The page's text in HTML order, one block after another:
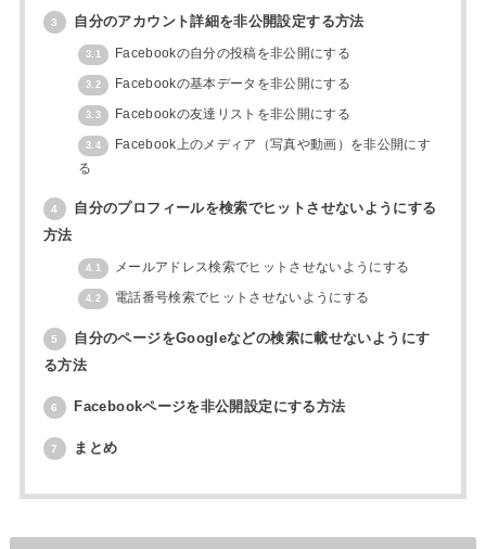
3 自分のアカウント詳細を非公開設定する方法
3.1 Facebookの自分の投稿を非公開にする
3.2 Facebookの基本データを非公開にする
3.3 Facebookの友達リストを非公開にする
3.4
Facebook上のメディア（写真や動画）を非公開にす
る
4
自分のプロフィールを検索でヒットさせないようにする
方法
4.1 メールアドレス検索でヒットさせないようにする
4.2 電話番号検索でヒットさせないようにする
5
自分のページをGoogleなどの検索に載せないようにす
る方法
6 Facebookページを非公開設定にする方法
7 まとめ